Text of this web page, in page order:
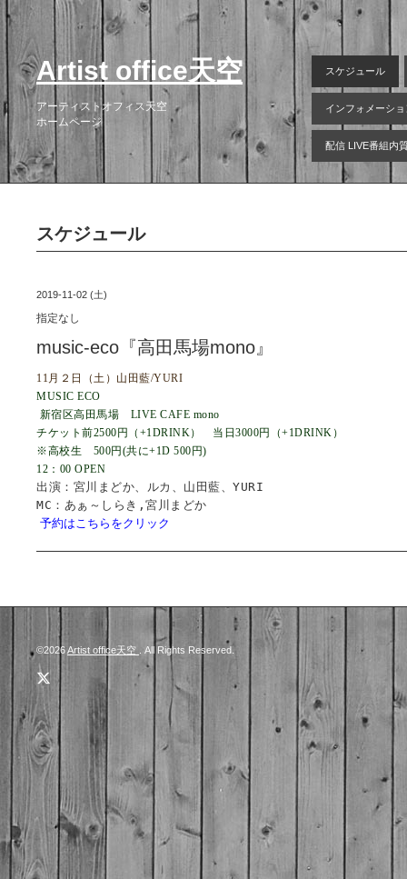
Artist office天空
アーティストオフィス天空
ホームページ
スケジュール
インフォメーショ
配信 LIVE番組内
スケジュール
2019-11-02 (土)
指定なし
music-eco『高田馬場mono』
11月２日（土）山田藍/YURI
MUSIC ECO
新宿区高田馬場 LIVE CAFE mono
チケット前2500円（+1DRINK） 当日3000円（+1DRINK）
※高校生 500円(共に+1D 500円)
12：00 OPEN
出演：宮川まどか、ルカ、山田藍、YURI
MC：あぁ～しらき,宮川まどか
予約はこちらをクリック
©2026Artist office天空 . All Rights Reserved.